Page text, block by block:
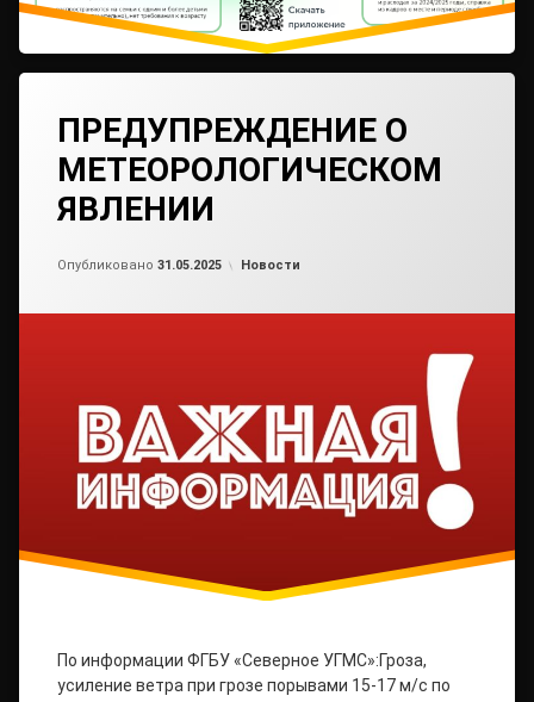
ПРЕДУПРЕЖДЕНИЕ О
МЕТЕОРОЛОГИЧЕСКОМ
ЯВЛЕНИИ
Опубликовано 31.05.2025 Рубрики:
Новости
По информации ФГБУ «Северное УГМС»:Гроза,
усиление ветра при грозе порывами 15-17 м/с по